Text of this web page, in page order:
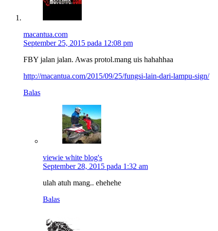
macantua.com
September 25, 2015 pada 12:08 pm
FBY jalan jalan. Awas protol.mang uis hahahhaa
http://macantua.com/2015/09/25/fungsi-lain-dari-lampu-sign/
Balas
viewie white blog's
September 28, 2015 pada 1:32 am
ulah atuh mang.. ehehehe
Balas